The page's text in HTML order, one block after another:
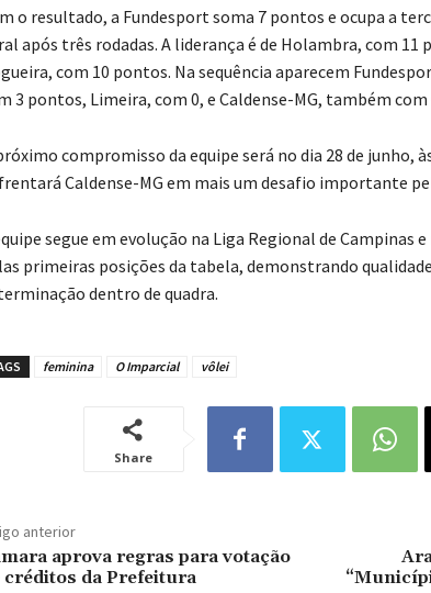
o resultado, a Fundesport soma 7 pontos e ocupa a
após três rodadas. A liderança é de Holambra, com 11
com 10 pontos. Na sequência aparecem
3 pontos, Limeira, com 0, e Caldense-MG, também
compromisso da equipe será no dia 28 de junho,
Caldense-MG em mais um desafio importante
segue em evolução na Liga Regional de Campinas
primeiras posições da tabela, demonstrando
dentro de quadra.
feminina O Imparcial vôlei
Share
anterior
aprova regras para votação
créditos da Prefeitura